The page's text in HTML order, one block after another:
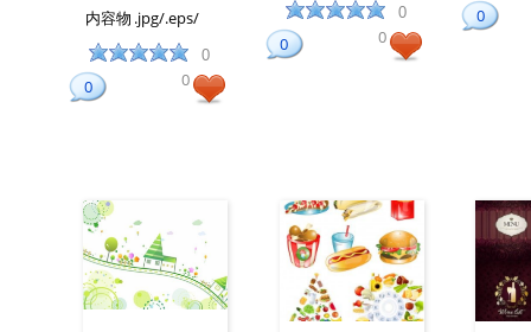
内容物 .jpg/.eps/
0
0 0
0
0 0
0